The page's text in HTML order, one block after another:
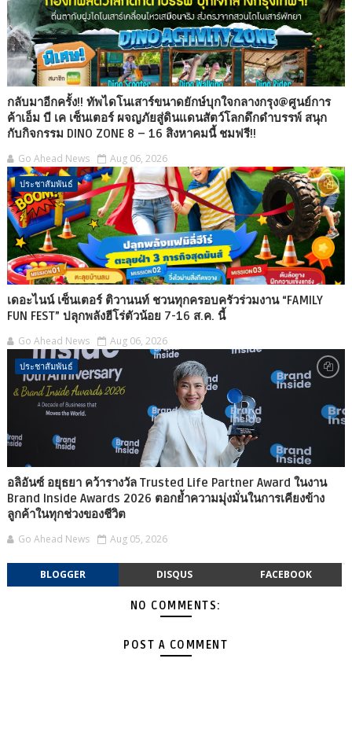
กลับมาอีกครั้ง!! ทัพไดโนเสาร์ขนาดยักษ์บุกใจกลางกรุง@ศูนย์การ
ค้าเอ็ม บี เค เซ็นเตอร์ ผจญภัยสู่ดินแดนสัตว์โลกดึกดำบรรพ์ สนุก
กับกิจกรรม DINO ZONE 8 – 16 สิงหาคมนี้ ชมฟรี!!
Go Ahead News Aug 06, 2026
ประชาสัมพันธ์
เดอะไนน์ เซ็นเตอร์ ติวานนท์ ชวนทุกครอบครัวร่วมงาน “FAMILY
FUN FEST” ปลุกพลังฮีโร่ตัวน้อย 7-16 ส.ค. นี้
Go Ahead News Aug 06, 2026
ประชาสัมพันธ์
อลิอันซ์ อยุธยา คว้ารางวัล Trusted Life Partner Award ในงาน
Brand Inside Awards 2026 ตอกย้ำความมุ่งมั่นในการเคียงข้าง
ลูกค้าในทุกช่วงของชีวิต
Go Ahead News Aug 05, 2026
BLOGGER DISQUS FACEBOOK
NO COMMENTS:
POST A COMMENT